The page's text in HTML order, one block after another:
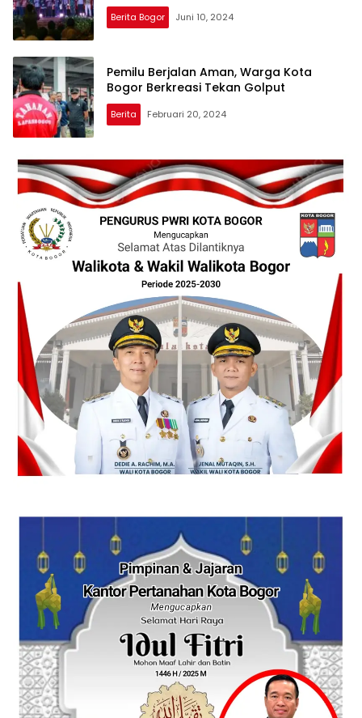
Berita Bogor Juni 10, 2024
Pemilu Berjalan Aman, Warga Kota
Bogor Berkreasi Tekan Golput
Berita Februari 20, 2024